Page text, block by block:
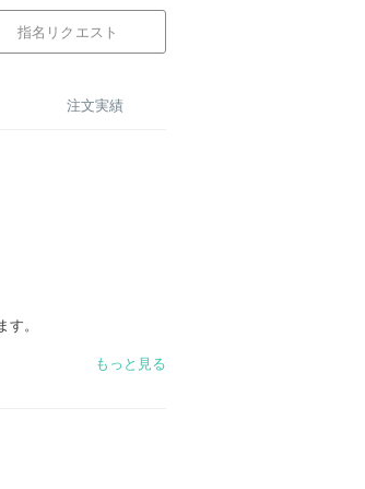
指名リクエスト
注文実績
。
申し上げます。
もっと見る